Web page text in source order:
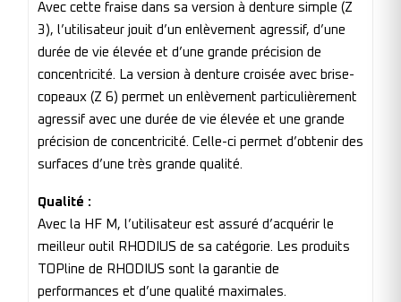
Avec cette fraise dans sa version à denture simple (Z
3), l’utilisateur jouit d’un enlèvement agressif, d’une
durée de vie élevée et d’une grande précision de
concentricité. La version à denture croisée avec brise-
copeaux (Z 6) permet un enlèvement particulièrement
agressif avec une durée de vie élevée et une grande
précision de concentricité. Celle-ci permet d’obtenir des
surfaces d’une très grande qualité.
Qualité :
Avec la HF M, l’utilisateur est assuré d’acquérir le
meilleur outil RHODIUS de sa catégorie. Les produits
TOPline de RHODIUS sont la garantie de
performances et d’une qualité maximales.